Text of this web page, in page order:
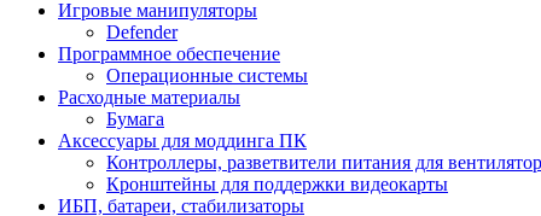
Игровые манипуляторы
Defender
Программное обеспечение
Операционные системы
Расходные материалы
Бумага
Аксессуары для моддинга ПК
Контроллеры, разветвители питания для
Кронштейны для поддержки видеокарты
ИБП, батареи, стабилизаторы